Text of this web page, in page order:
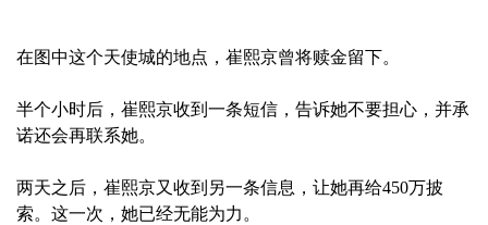
在图中这个天使城的地点，崔熙京曾将赎金留下。
半个小时后，崔熙京收到一条短信，告诉她不要担心，并承
诺还会再联系她。
两天之后，崔熙京又收到另一条信息，让她再给450万披
索。这一次，她已经无能为力。